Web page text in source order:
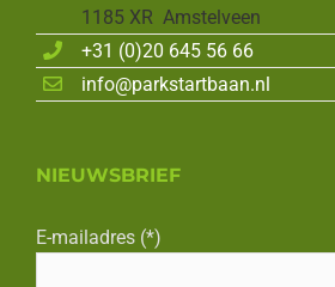
1185 XR Amstelveen
+31 (0)20 645 56 66
info@parkstartbaan.nl
NIEUWSBRIEF
E-mailadres (*)